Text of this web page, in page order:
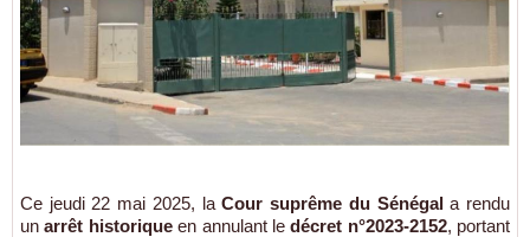
Ce jeudi 22 mai 2025, laCour suprême du Sénégala rendu
unarrêt historiqueen annulant ledécret n°2023-2152, portant